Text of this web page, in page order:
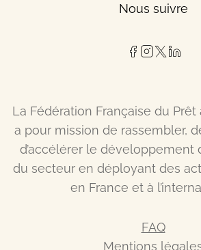
Nous suivre
La Fédération Française du Prêt
a pour mission de rassembler,
d’accélérer le développement
du secteur en déployant des
en France et à
FAQ
Mentions